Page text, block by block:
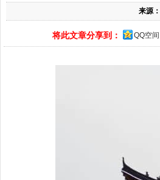
来源：
将此文章分享到： QQ空间